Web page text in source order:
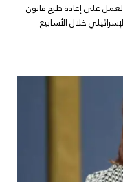
على إعادة طرح قانون
خلال الأسابيع